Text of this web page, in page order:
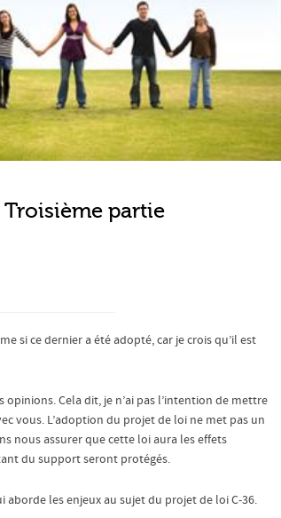
partie
si ce dernier a été adopté, car je crois qu’il est
Cela dit, je n’ai pas l’intention de mettre
vous. L’adoption du projet de loi ne met pas un
nous assurer que cette loi aura les effets
du support seront protégés.
les enjeux au sujet du projet de loi C-36.